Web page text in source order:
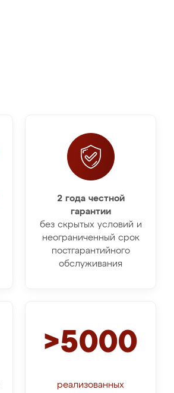
2 года честной
гарантии
без скрытых условий и
неограниченный срок
постгарантийного
обслуживания
>5000
реализованных